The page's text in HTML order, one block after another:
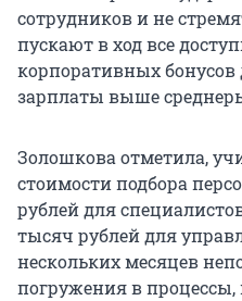
сотрудников и не
пускают в ход все
корпоративных
зарплаты выше
Золошкова отметила,
стоимости подбора
рублей для
тысяч рублей для
нескольких месяцев
погружения в процессы,